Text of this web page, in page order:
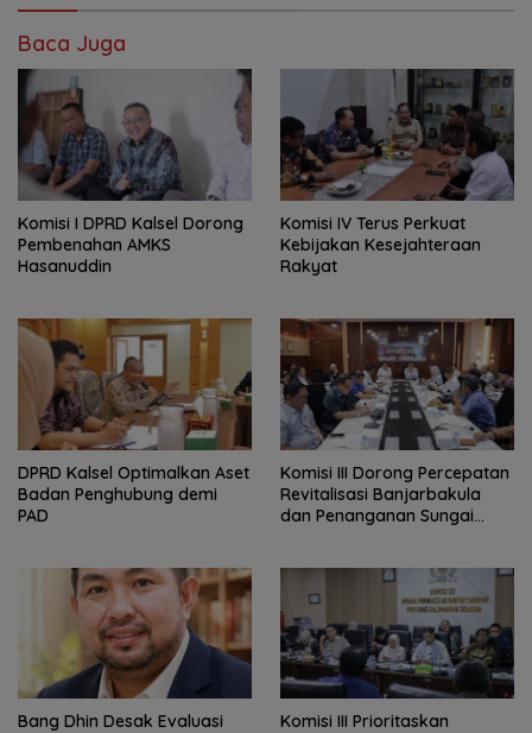
Baca Juga
Komisi I DPRD Kalsel Dorong
Pembenahan AMKS
Hasanuddin
Komisi IV Terus Perkuat
Kebijakan Kesejahteraan
Rakyat
‎DPRD Kalsel Optimalkan Aset
Badan Penghubung demi
PAD
‎Komisi III Dorong Percepatan
Revitalisasi Banjarbakula
dan Penanganan Sungai
‎Bang Dhin Desak Evaluasi
‎Komisi III Prioritaskan